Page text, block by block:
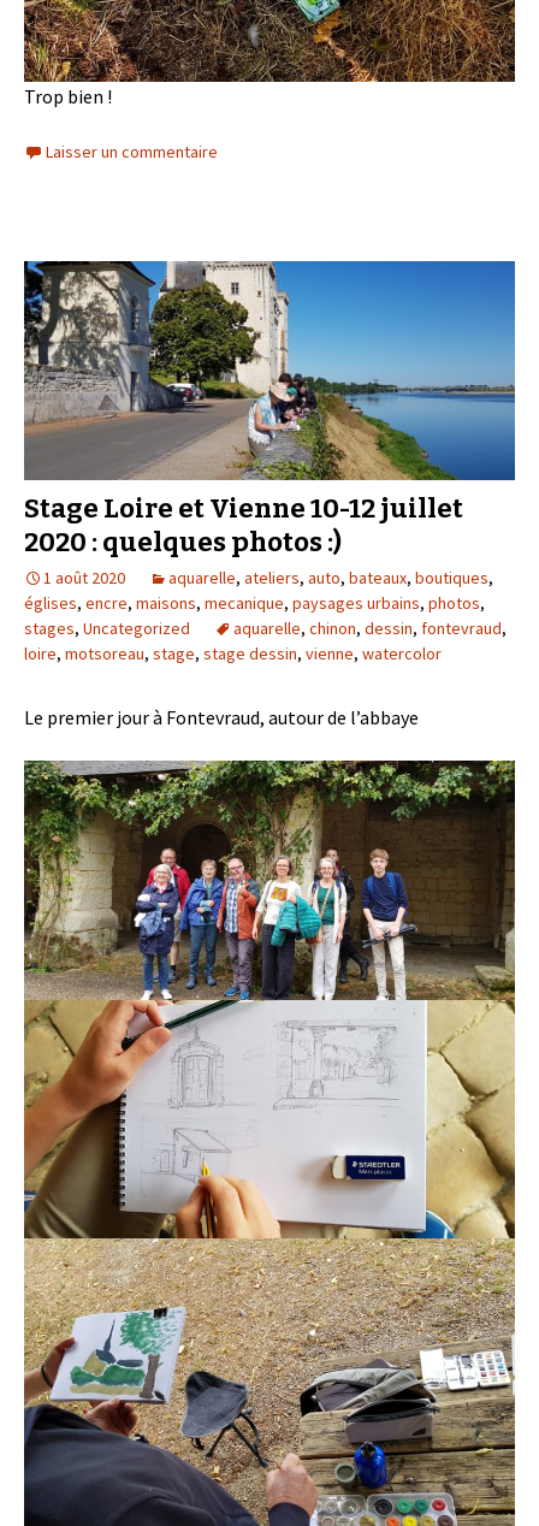
Trop bien !
Laisser un commentaire
Stage Loire et Vienne 10-12 juillet
2020 : quelques photos :)
1 août 2020 aquarelle, ateliers, auto, bateaux, boutiques,
églises, encre, maisons, mecanique, paysages urbains, photos,
stages, Uncategorized aquarelle, chinon, dessin, fontevraud,
loire, motsoreau, stage, stage dessin, vienne, watercolor
Le premier jour à Fontevraud, autour de l’abbaye